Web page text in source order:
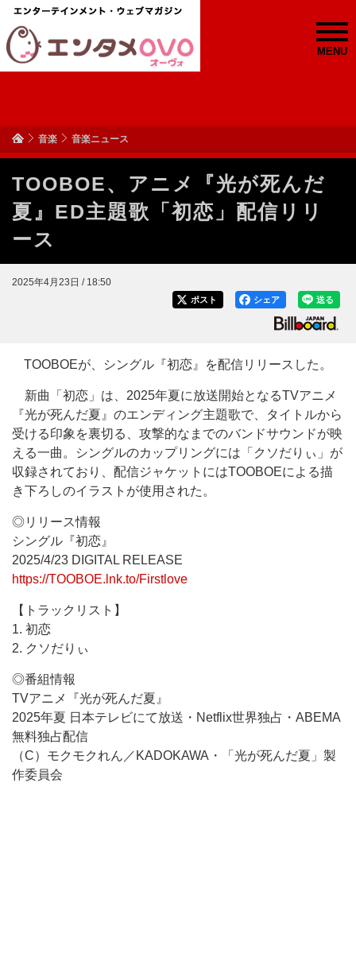
MENU
音楽 音楽ニュース
TOOBOE、アニメ『光が死んだ
夏』ED主題歌「初恋」配信リリ
ース
2025年4月23日 / 18:50
送る
シェア
ポスト
TOOBOEが、シングル『初恋』を配信リリースした。
新曲「初恋」は、2025年夏に放送開始となるTVアニメ
『光が死んだ夏』のエンディング主題歌で、タイトルから
受ける印象を裏切る、攻撃的なまでのバンドサウンドが映
える一曲。シングルのカップリングには「クソだりぃ」が
収録されており、配信ジャケットにはTOOBOEによる描
き下ろしのイラストが使用された。
◎リリース情報
シングル『初恋』
2025/4/23 DIGITAL RELEASE
https://TOOBOE.lnk.to/Firstlove
【トラックリスト】
1. 初恋
2. クソだりぃ
◎番組情報
TVアニメ『光が死んだ夏』
2025年夏 日本テレビにて放送・Netflix世界独占・ABEMA
無料独占配信
（C）モクモクれん／KADOKAWA・「光が死んだ夏」製
作委員会